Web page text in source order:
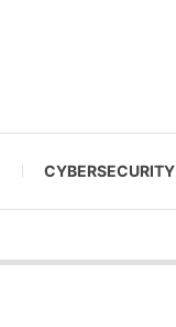
CYBERSECURITY